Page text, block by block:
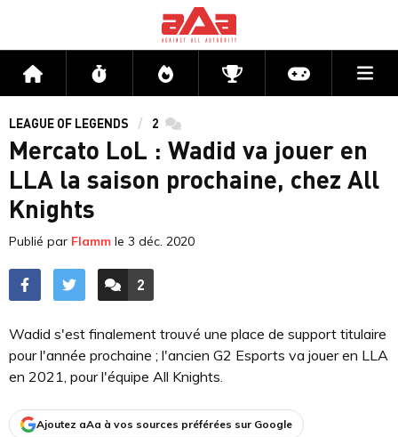
Accueil Flux Directs CompétitionsActu jeux
LEAGUE OF LEGENDS 2 commentaires
Mercato LoL : Wadid va jouer en
LLA la saison prochaine, chez All
Knights
Publié par Flamm le 3 déc. 2020
ACCÉDER AUX
2
COMMENTAIRES
Wadid s'est finalement trouvé une place de support titulaire
pour l'année prochaine ; l'ancien G2 Esports va jouer en LLA
en 2021, pour l'équipe All Knights.
Ajoutez aAa à vos sources préférées sur Google